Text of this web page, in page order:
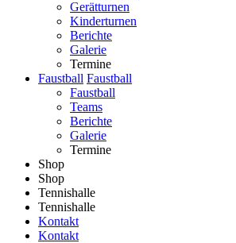
Gerätturnen
Kinderturnen
Berichte
Galerie
Termine
Faustball Faustball
Faustball
Teams
Berichte
Galerie
Termine
Shop
Shop
Tennishalle
Tennishalle
Kontakt
Kontakt